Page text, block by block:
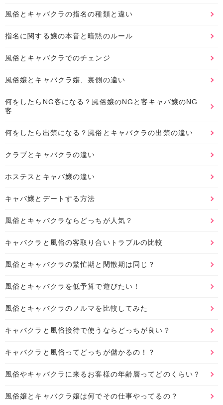
風俗とキャバクラの指名の種類と違い
指名に関する嬢の本音と暗黙のルール
風俗とキャバクラでのチェンジ
風俗嬢とキャバクラ嬢、裏側の違い
何をしたらNG客になる？風俗嬢のNGと客キャバ嬢のNG
客
何をしたら出禁になる？風俗とキャバクラの出禁の違い
クラブとキャバクラの違い
ホステスとキャバ嬢の違い
キャバ嬢とデートする方法
風俗とキャバクラならどっちが人気？
キャバクラと風俗の客取り合いトラブルの比較
風俗とキャバクラの繁忙期と閑散期は同じ？
風俗とキャバクラを低予算で遊びたい！
風俗とキャバクラのノルマを比較してみた
キャバクラと風俗接待で使うならどっちが良い？
キャバクラと風俗ってどっちが儲かるの！？
風俗やキャバクラに来るお客様の年齢層ってどのくらい？
風俗嬢とキャバクラ嬢は何でその仕事やってるの？